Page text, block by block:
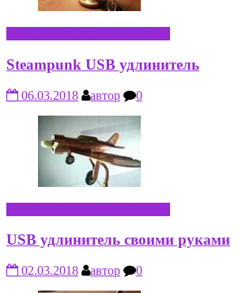
Steampunk USB удлинитель
06.03.2018 автор 0
USB удлинитель своими руками
02.03.2018 автор 0